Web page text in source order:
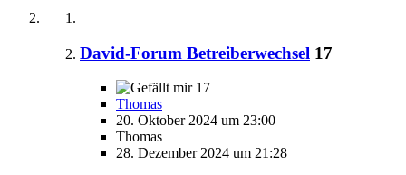
David-Forum Betreiberwechsel 17
17
Thomas
20. Oktober 2024 um 23:00
Thomas
28. Dezember 2024 um 21:28